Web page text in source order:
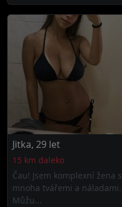
Jitka, 29 let
15 km daleko
Čau! Jsem komplexní žena s
mnoha tvářemi a náladami.
Můžu...